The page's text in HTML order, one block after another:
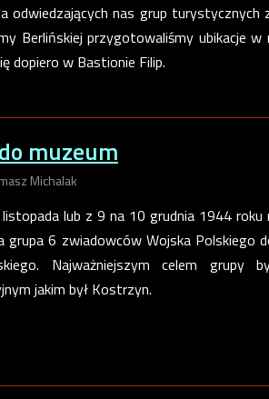
odwiedzających nas grup turystycznych
Berlińskiej przygotowaliśmy ubikacje w
dopiero w Bastionie Filip.
muzeum
Michalak
lub z 9 na 10 grudnia 1944 roku
grupa 6 zwiadowców Wojska Polskiego
Najważniejszym celem grupy
jakim był Kostrzyn.